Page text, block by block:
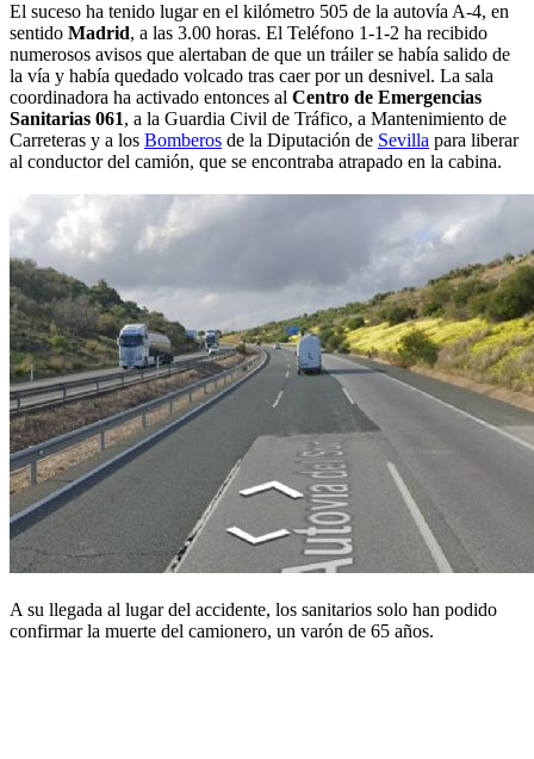
El suceso ha tenido lugar en el kilómetro 505 de la autovía A-4, en
sentido Madrid, a las 3.00 horas. El Teléfono 1-1-2 ha recibido
numerosos avisos que alertaban de que un tráiler se había salido de
la vía y había quedado volcado tras caer por un desnivel. La sala
coordinadora ha activado entonces al Centro de Emergencias
Sanitarias 061, a la Guardia Civil de Tráfico, a Mantenimiento de
Carreteras y a los Bomberos de la Diputación de Sevilla para liberar
al conductor del camión, que se encontraba atrapado en la cabina.
A su llegada al lugar del accidente, los sanitarios solo han podido
confirmar la muerte del camionero, un varón de 65 años.